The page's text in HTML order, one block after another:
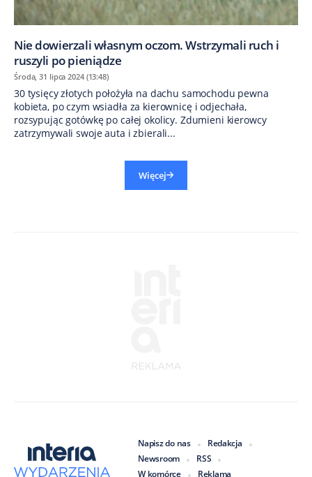
Nie dowierzali własnym oczom. Wstrzymali ruch i
ruszyli po pieniądze
Środa, 31 lipca 2024 (13:48)
30 tysięcy złotych położyła na dachu samochodu pewna
kobieta, po czym wsiadła za kierownicę i odjechała,
rozsypując gotówkę po całej okolicy. Zdumieni kierowcy
zatrzymywali swoje auta i zbierali...
Więcej
Napisz do nas
Redakcja
Newsroom
RSS
W komórce
Reklama